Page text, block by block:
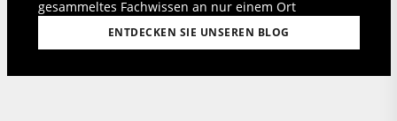
gesammeltes Fachwissen an nur einem Ort
ENTDECKEN SIE UNSEREN BLOG